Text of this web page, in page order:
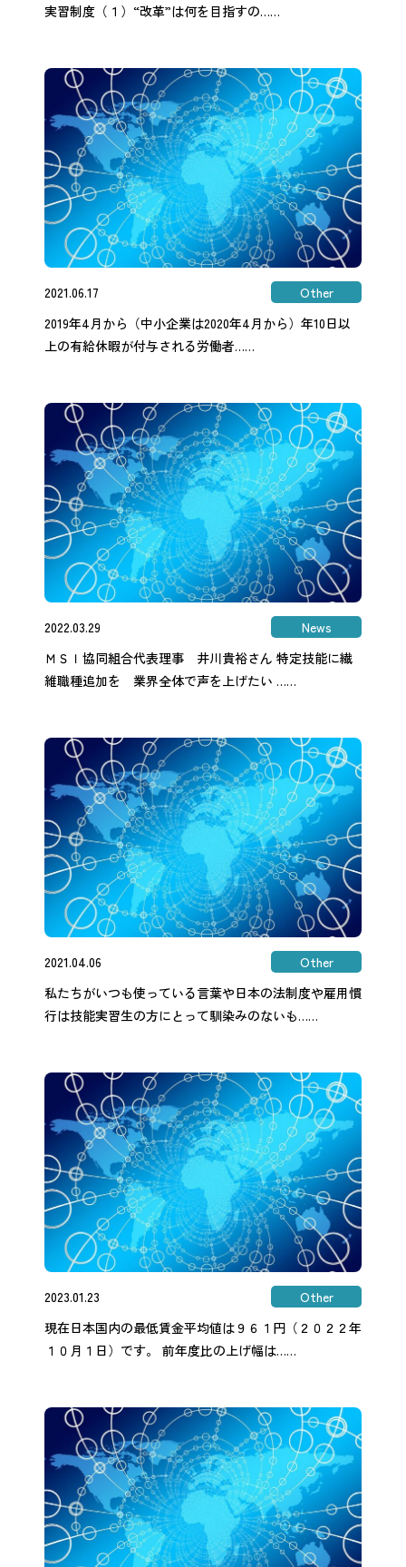
実習制度（１）“改革”は何を目指すの……
2021.06.17
Other
2019年4月から（中小企業は2020年4月から）年10日以
上の有給休暇が付与される労働者……
2022.03.29
News
ＭＳＩ協同組合代表理事 井川貴裕さん 特定技能に繊
維職種追加を 業界全体で声を上げたい ……
2021.04.06
Other
私たちがいつも使っている言葉や日本の法制度や雇用慣
行は技能実習生の方にとって馴染みのないも……
2023.01.23
Other
現在日本国内の最低賃金平均値は９６１円（２０２２年
１０月１日）です。 前年度比の上げ幅は……